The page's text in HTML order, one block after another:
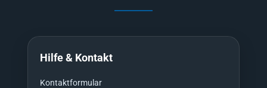
Hilfe & Kontakt
Kontaktformular